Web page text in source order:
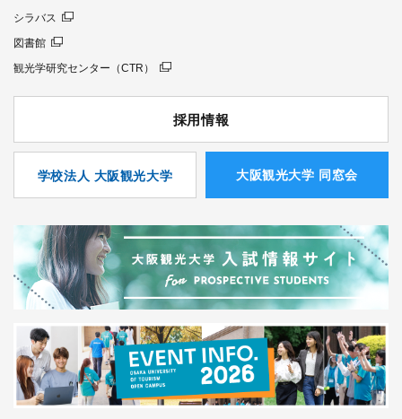
シラバス
図書館
観光学研究センター（CTR）
採用情報
学校法人 大阪観光大学 ⼤阪観光⼤学 同窓会